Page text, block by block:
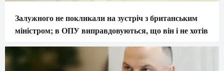
Залужного не покликали на зустріч з британським
міністром; в ОПУ виправдовуються, що він і не хотів